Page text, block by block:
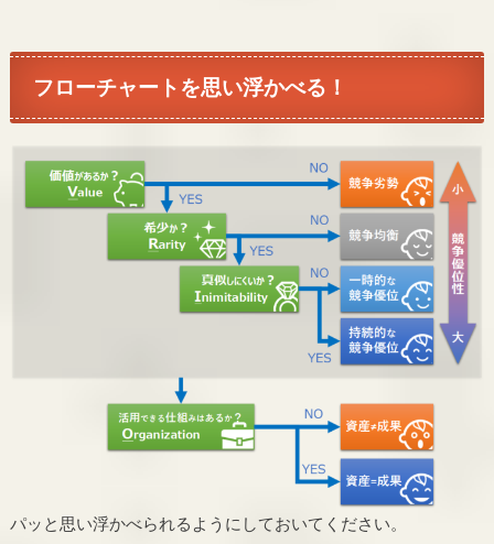
フローチャートを思い浮かべる！
パッと思い浮かべられるようにしておいてください。